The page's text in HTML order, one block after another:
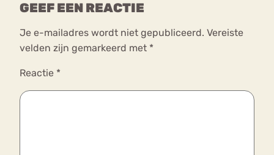
GEEF EEN REACTIE
Je e-mailadres wordt niet gepubliceerd. Vereiste
velden zijn gemarkeerd met *
Reactie *